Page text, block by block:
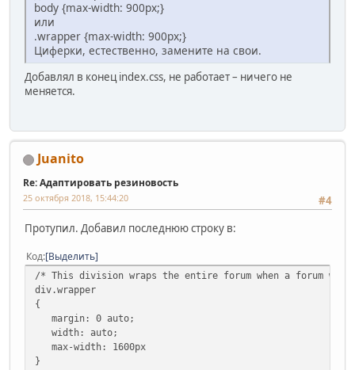
body {max-width: 900px;}
или
.wrapper {max-width: 900px;}
Циферки, естественно, замените на свои.
Добавлял в конец index.css, не работает – ничего не
меняется.
Juanito
Re: Адаптировать резиновость
#4
25 октября 2018, 15:44:20
Протупил. Добавил последнюю строку в:
Код Выделить
/* This division wraps the entire forum when a forum
div.wrapper
{
margin: 0 auto;
width: auto;
max-width: 1600px
}